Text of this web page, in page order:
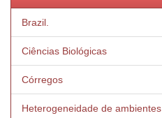
Brazil.
Ciências Biológicas
Córregos
Heterogeneidade de ambientes